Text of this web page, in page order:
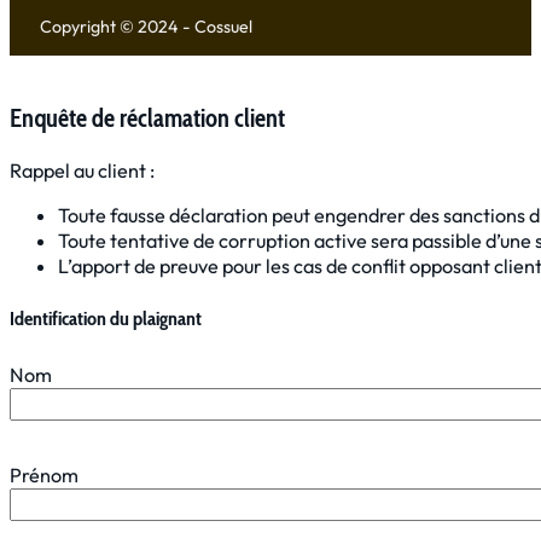
Copyright © 2024 - Cossuel
Enquête de réclamation client
Rappel au client :
Toute fausse déclaration peut engendrer des
Toute tentative de corruption active sera passible
L’apport de preuve pour les cas de conflit opposant
Identification du plaignant
Nom
Prénom